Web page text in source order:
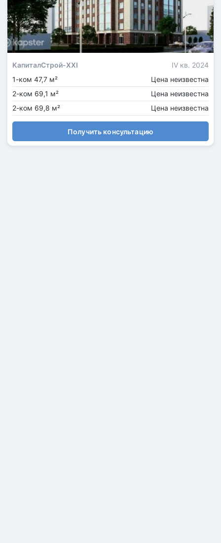
КапиталСтрой-XXI
IV кв. 2024
1-ком 47,7 м²
Цена неизвестна
2-ком 69,1 м²
Цена неизвестна
2-ком 69,8 м²
Цена неизвестна
Получить консультацию